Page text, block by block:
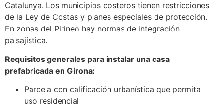
Catalunya. Los municipios costeros tienen restricciones
de la Ley de Costas y planes especiales de protección.
En zonas del Pirineo hay normas de integración
paisajística.
Requisitos generales para instalar una casa
prefabricada en Girona:
Parcela con calificación urbanística que permita
uso residencial